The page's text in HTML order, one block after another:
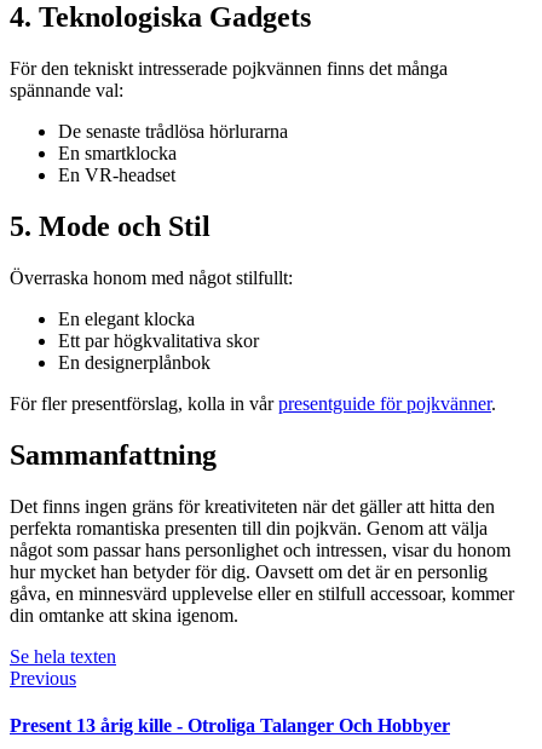
4. Teknologiska Gadgets
För den tekniskt intresserade pojkvännen finns det många
spännande val:
De senaste trådlösa hörlurarna
En smartklocka
En VR-headset
5. Mode och Stil
Överraska honom med något stilfullt:
En elegant klocka
Ett par högkvalitativa skor
En designerplånbok
För fler presentförslag, kolla in vårpresentguide för pojkvänner.
Sammanfattning
Det finns ingen gräns för kreativiteten när det gäller att hitta den
perfekta romantiska presenten till din pojkvän. Genom att välja
något som passar hans personlighet och intressen, visar du honom
hur mycket han betyder för dig. Oavsett om det är en personlig
gåva, en minnesvärd upplevelse eller en stilfull accessoar, kommer
din omtanke att skina igenom.
Se hela texten
Previous
Present 13 årig kille - Otroliga Talanger Och Hobbyer